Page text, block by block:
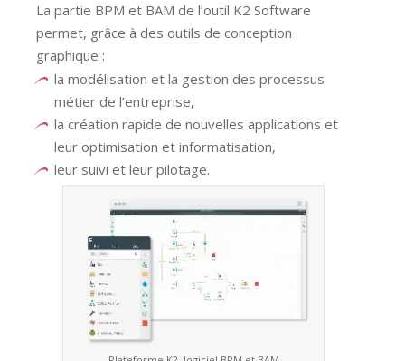
La partie BPM et BAM de l’outil K2 Software
permet, grâce à des outils de conception
graphique :
la modélisation et la gestion des processus
métier de l’entreprise,
la création rapide de nouvelles applications et
leur optimisation et informatisation,
leur suivi et leur pilotage.